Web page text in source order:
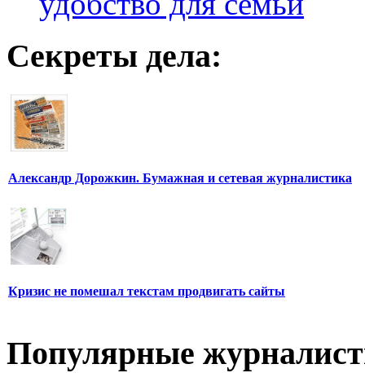
Секреты дела:
Александр Дорожкин. Бумажная и сетевая журналистика
Кризис не помешал текстам продвигать сайты
Популярные